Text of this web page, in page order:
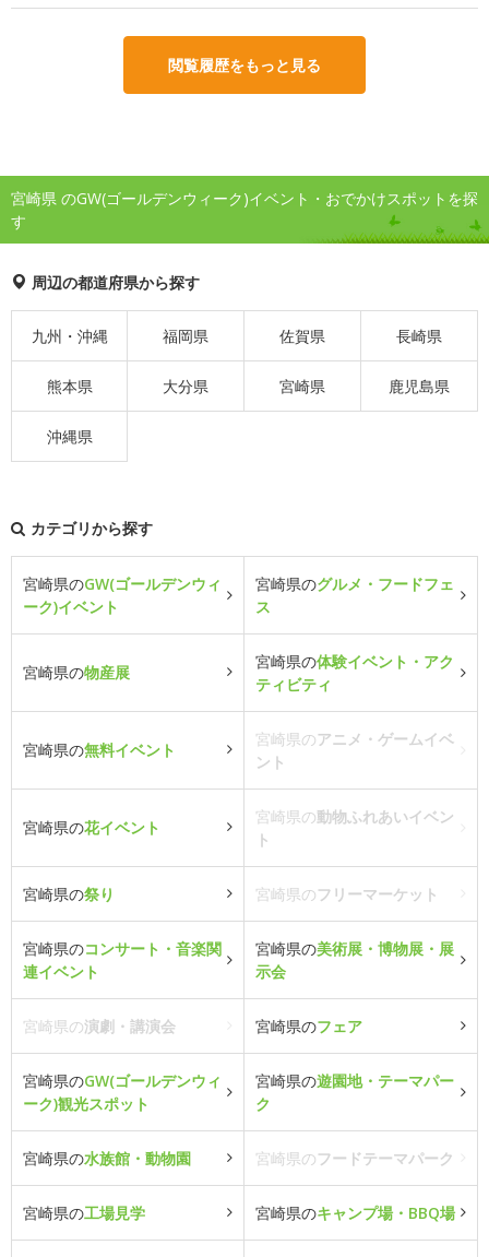
閲覧履歴をもっと見る
宮崎県 のGW(ゴールデンウィーク)イベント・おでかけスポットを探
す
周辺の都道府県から探す
九州・沖縄 福岡県 佐賀県 長崎県
熊本県 大分県 宮崎県 鹿児島県
沖縄県
カテゴリから探す
宮崎県のGW(ゴールデンウィ
ーク)イベント
宮崎県のグルメ・フードフェ
ス
宮崎県の物産展
宮崎県の体験イベント・アク
ティビティ
宮崎県の無料イベント
宮崎県のアニメ・ゲームイベ
ント
宮崎県の花イベント
宮崎県の動物ふれあいイベン
ト
宮崎県の祭り 宮崎県のフリーマーケット
宮崎県のコンサート・音楽関
連イベント
宮崎県の美術展・博物展・展
示会
宮崎県の演劇・講演会 宮崎県のフェア
宮崎県のGW(ゴールデンウィ
ーク)観光スポット
宮崎県の遊園地・テーマパー
ク
宮崎県の水族館・動物園 宮崎県のフードテーマパーク
宮崎県の工場見学 宮崎県のキャンプ場・BBQ場